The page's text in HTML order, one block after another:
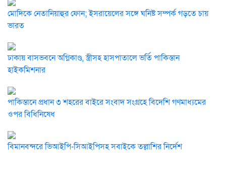
মোদিকে নেতানিয়াহুর ফোন; ইসরায়েলের সঙ্গে ঘনিষ্ট সম্পর্ক গড়তে চায়
ভারত
ঢাকায় বাসভবনে অগ্নিকাণ্ড, স্ত্রীসহ হাসপাতালে ভর্তি পাকিস্তান
হাইকমিশনার
পাকিস্তানে প্রধান ৩ শহরের বাইরে সংবাদ সংগ্রহে বিদেশি গণমাধ্যমের
ওপর বিধিনিষেধ
বিমানবন্দরে ভিআইপি-সিআইপিসহ সবাইকে তল্লাশির নির্দেশ